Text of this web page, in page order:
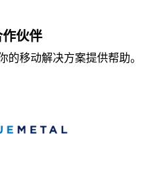
伙伴
移动解决方案提供帮助。